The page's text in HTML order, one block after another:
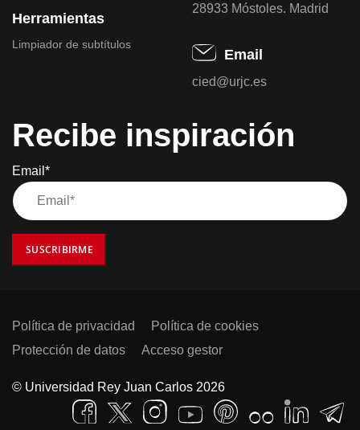
Herramientas
Limpiador de subtítulos
28933 Móstoles. Madrid
Email
cied@urjc.es
Recibe inspiración
Email*
SUSCRIBIRME
Política de privacidad
Política de cookies
Protección de datos
Acceso gestor
© Universidad Rey Juan Carlos 2026